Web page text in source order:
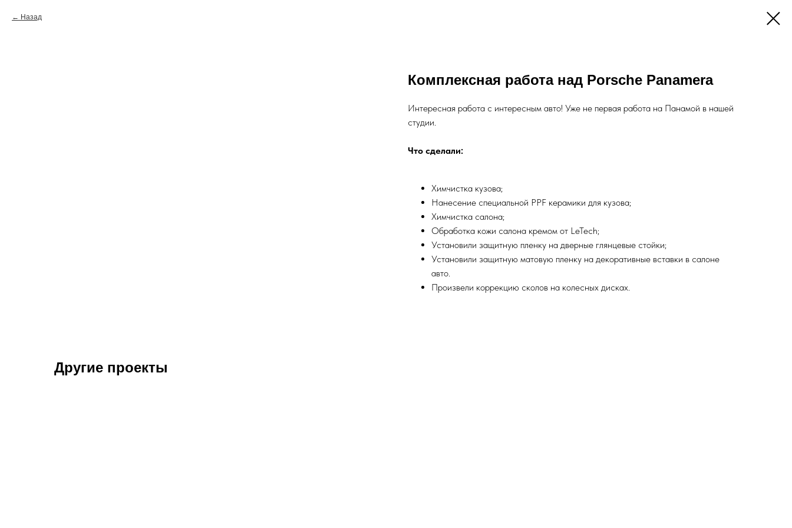
Назад
Комплексная работа над Porsche Panamera
Интересная работа с интересным авто! Уже не первая работа на Панамой в нашей
студии.
Что сделали:
Химчистка кузова;
Нанесение специальной PPF керамики для кузова;
Химчистка салона;
Обработка кожи салона кремом от LeTech;
Установили защитную пленку на дверные глянцевые стойки;
Установили защитную матовую пленку на декоративные вставки в салоне
авто.
Произвели коррекцию сколов на колесных дисках.
Другие проекты